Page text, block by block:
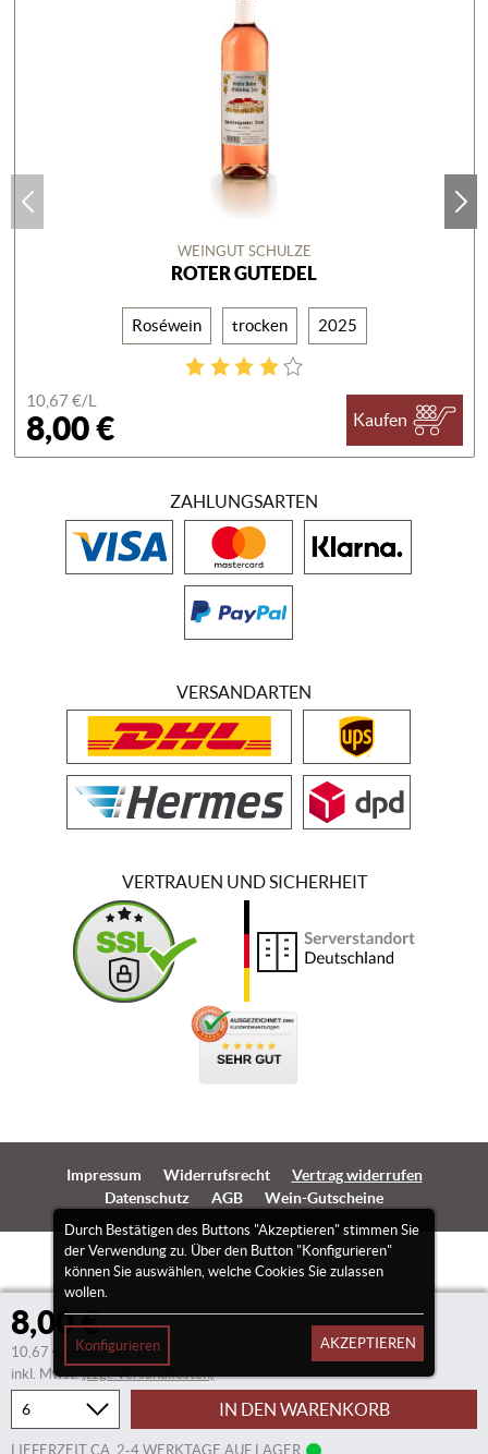
8,00 €
10,67 €/Liter
inkl. Mwst.(zzgl. Versandkosten)
IN DEN WARENKORB
LIEFERZEIT CA. 2-4 WERKTAGE AUF LAGER
WEINGUT SCHULZE
ROTER GUTEDEL
Roséwein trocken 2025
10,67 €/L
8,00 € Kaufen
Durch Bestätigen des Buttons "Akzeptieren" stimmen Sie
der Verwendung zu. Über den Button "Konfigurieren"
können Sie auswählen, welche Cookies Sie zulassen
wollen.
Konfigurieren AKZEPTIEREN
ZAHLUNGSARTEN
VERSANDARTEN
VERTRAUEN UND SICHERHEIT
Impressum Widerrufsrecht
Vertrag widerrufen
Datenschutz
AGB Wein-Gutscheine